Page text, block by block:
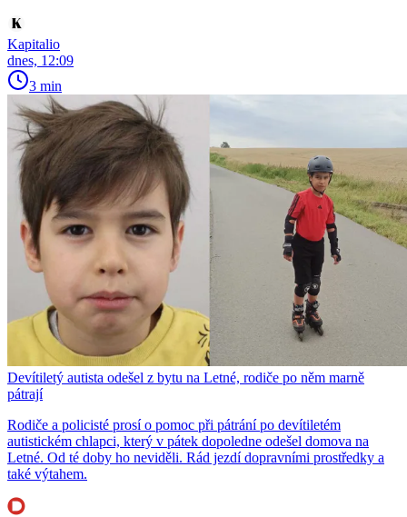
Kapitalio
dnes, 12:09
3 min
Devítiletý autista odešel z bytu na Letné, rodiče po něm marně
pátrají
Rodiče a policisté prosí o pomoc při pátrání po devítiletém
autistickém chlapci, který v pátek dopoledne odešel domova na
Letné. Od té doby ho neviděli. Rád jezdí dopravními prostředky a
také výtahem.